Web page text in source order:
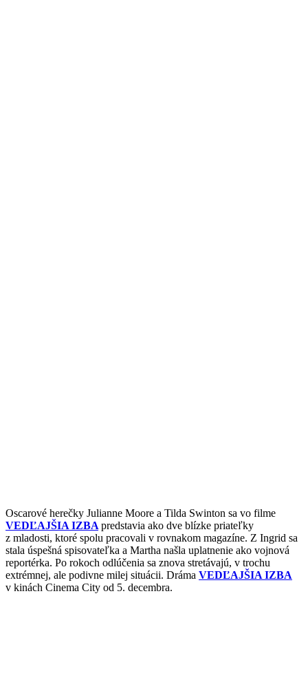
Oscarové herečky Julianne Moore a Tilda Swinton sa vo filme
VEDĽAJŠIA IZBA predstavia ako dve blízke priateľky
z mladosti, ktoré spolu pracovali v rovnakom magazíne. Z Ingrid sa
stala úspešná spisovateľka a Martha našla uplatnenie ako vojnová
reportérka. Po rokoch odlúčenia sa znova stretávajú, v trochu
extrémnej, ale podivne milej situácii. Dráma VEDĽAJŠIA IZBA
v kinách Cinema City od 5. decembra.